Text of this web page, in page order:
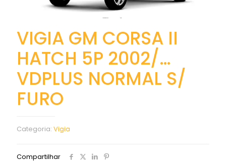
VIGIA GM CORSA II
HATCH 5P 2002/…
VDPLUS NORMAL S/
FURO
Categoria: Vigia
Compartilhar